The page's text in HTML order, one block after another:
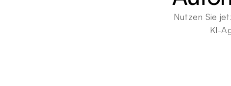
Nutzen Sie
KI-